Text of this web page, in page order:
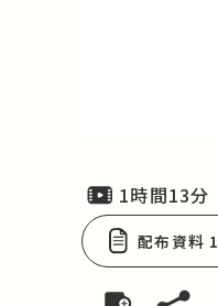
1時間13分
配布資料 1